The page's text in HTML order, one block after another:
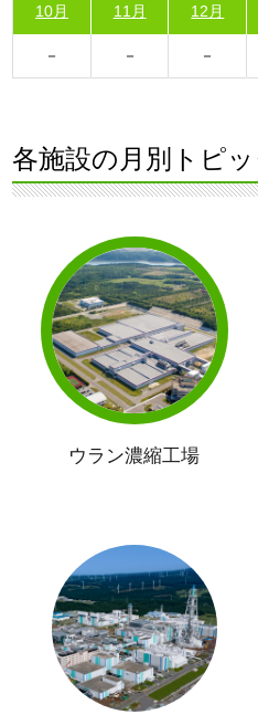
10月 11月 12月
各施設の月別トピ
ウラン濃縮工場